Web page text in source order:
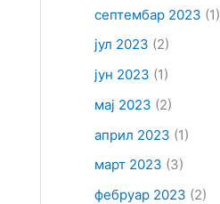
септембар 2023 (1)
јул 2023 (2)
јун 2023 (1)
мај 2023 (2)
април 2023 (1)
март 2023 (3)
фебруар 2023 (2)